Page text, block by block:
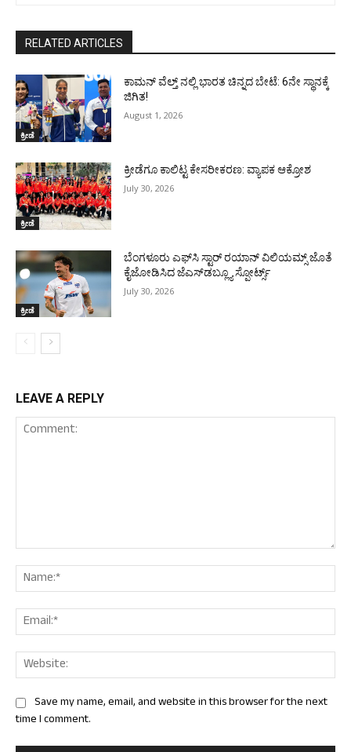
RELATED ARTICLES
ಕ್ರೀಡೆ
ಕಾಮನ್ ವೆಲ್ತ್ ನಲ್ಲಿ ಭಾರತ ಚಿನ್ನದ ಬೇಟೆ: 6ನೇ ಸ್ಥಾನಕ್ಕೆ
ಜಿಗಿತ!
August 1, 2026
ಕ್ರೀಡೆ
ಕ್ರೀಡೆಗೂ ಕಾಲಿಟ್ಟ ಕೇಸರೀಕರಣ: ವ್ಯಾಪಕ ಆಕ್ರೋಶ
July 30, 2026
ಕ್ರೀಡೆ
ಬೆಂಗಳೂರು ಎಫ್‌ಸಿ ಸ್ಟಾರ್ ರಯಾನ್ ವಿಲಿಯಮ್ಸ್ ಜೊತೆ
ಕೈಜೋಡಿಸಿದ ಜೆಎಸ್‌ಡಬ್ಲ್ಯೂ ಸ್ಪೋರ್ಟ್ಸ್
July 30, 2026
LEAVE A REPLY
Save my name, email, and website in this browser for the next
time I comment.